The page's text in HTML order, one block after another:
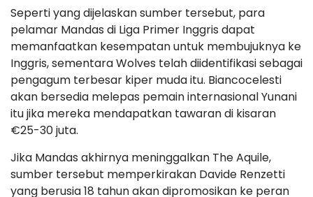
Seperti yang dijelaskan sumber tersebut, para
pelamar Mandas di Liga Primer Inggris dapat
memanfaatkan kesempatan untuk membujuknya ke
Inggris, sementara Wolves telah diidentifikasi sebagai
pengagum terbesar kiper muda itu. Biancocelesti
akan bersedia melepas pemain internasional Yunani
itu jika mereka mendapatkan tawaran di kisaran
€25-30 juta.
Jika Mandas akhirnya meninggalkan The Aquile,
sumber tersebut memperkirakan Davide Renzetti
yang berusia 18 tahun akan dipromosikan ke peran